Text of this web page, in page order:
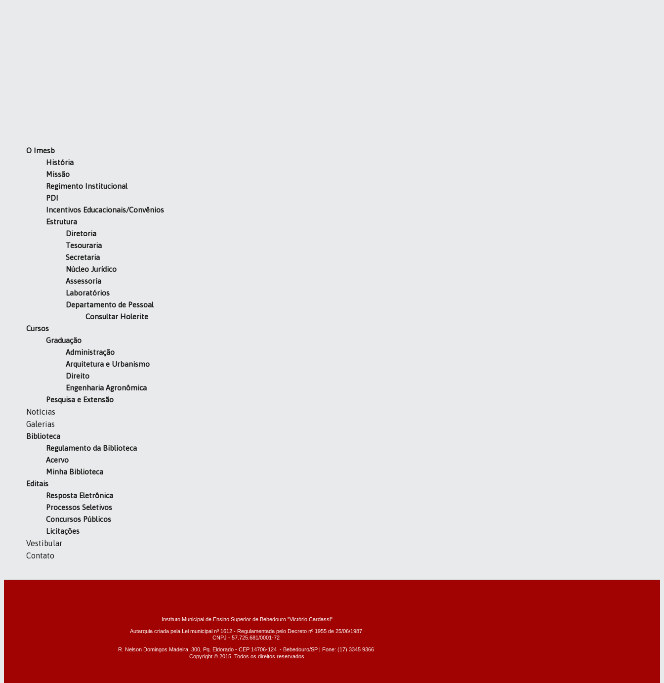
O Imesb
História
Missão
Regimento Institucional
PDI
Incentivos Educacionais/Convênios
Estrutura
Diretoria
Tesouraria
Secretaria
Núcleo Jurídico
Assessoria
Laboratórios
Departamento de Pessoal
Consultar Holerite
Cursos
Graduação
Administração
Arquitetura e Urbanismo
Direito
Engenharia Agronômica
Pesquisa e Extensão
Notícias
Galerias
Biblioteca
Regulamento da Biblioteca
Acervo
Minha Biblioteca
Editais
Resposta Eletrônica
Processos Seletivos
Concursos Públicos
Licitações
Vestibular
Contato
Instituto Municipal de Ensino Superior de Bebedouro "Victório Cardassi"
Autarquia criada pela Lei municipal nº 1612 - Regulamentada pelo Decreto nº 1955 de 25/06/1987
CNPJ - 57.725.681/0001-72
R. Nelson Domingos Madeira, 300, Pq. Eldorado - CEP 14706-124 - Bebedouro/SP | Fone: (17) 3345 9366
Copyright © 2015. Todos os direitos reservados